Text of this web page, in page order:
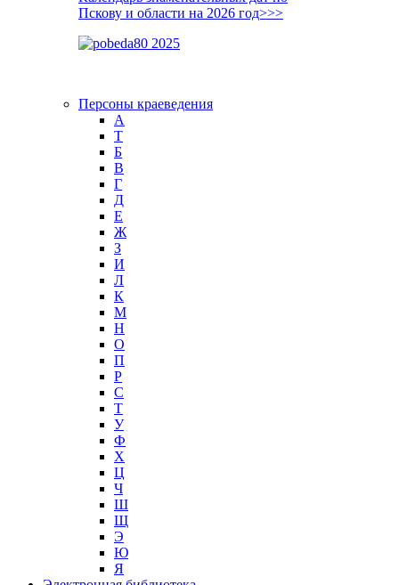
Пскову и области на 2026 год>>>
Персоны краеведения
А
T
Б
В
Г
Д
Е
Ж
З
И
Л
К
М
Н
О
П
Р
С
Т
У
Ф
Х
Ц
Ч
Ш
Щ
Э
Ю
Я